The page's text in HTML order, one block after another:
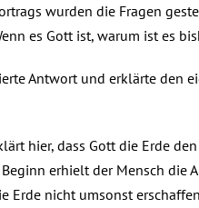
wurden die Fragen
es Gott ist, warum ist es
Antwort und erklärte den
hier, dass Gott die Erde
erhielt der Mensch die
Erde nicht umsonst